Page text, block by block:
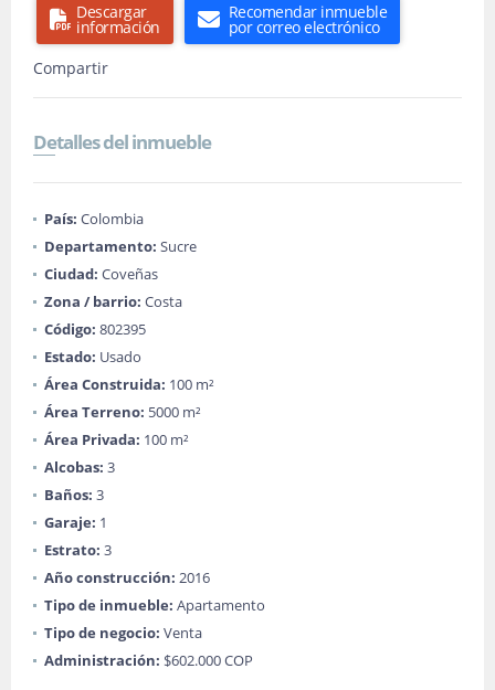
Descargar
información
Recomendar inmueble
por correo electrónico
Compartir
Detalles del inmueble
País: Colombia
Departamento: Sucre
Ciudad: Coveñas
Zona / barrio: Costa
Código: 802395
Estado: Usado
Área Construida: 100 m²
Área Terreno: 5000 m²
Área Privada: 100 m²
Alcobas: 3
Baños: 3
Garaje: 1
Estrato: 3
Año construcción: 2016
Tipo de inmueble: Apartamento
Tipo de negocio: Venta
Administración: $602.000 COP